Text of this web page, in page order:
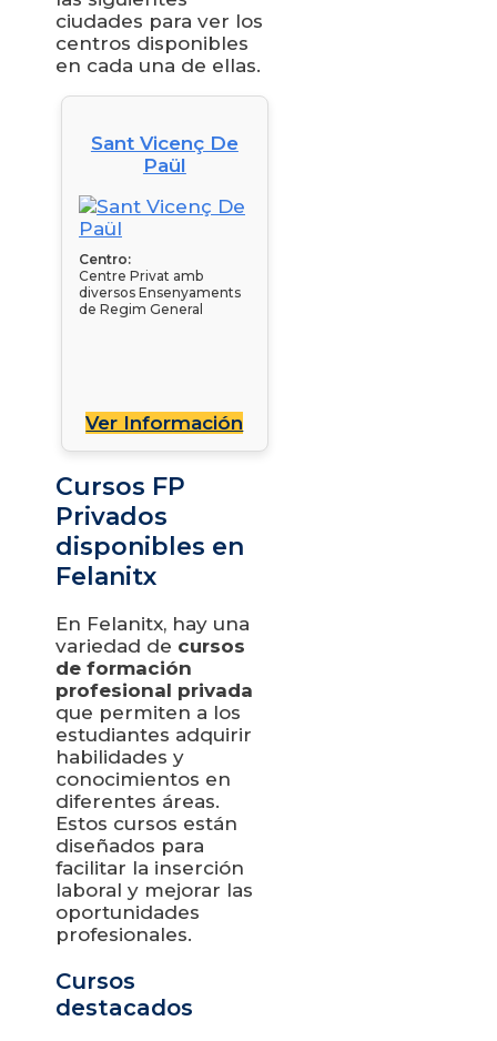
ciudades para ver los
centros disponibles
en cada una de ellas.
Sant Vicenç De
Paül
Centro:
Centre Privat amb
diversos Ensenyaments
de Regim General
Ver Información
Cursos FP
Privados
disponibles en
Felanitx
En Felanitx, hay una
variedad de cursos
de formación
profesional privada
que permiten a los
estudiantes adquirir
habilidades y
conocimientos en
diferentes áreas.
Estos cursos están
diseñados para
facilitar la inserción
laboral y mejorar las
oportunidades
profesionales.
Cursos
destacados